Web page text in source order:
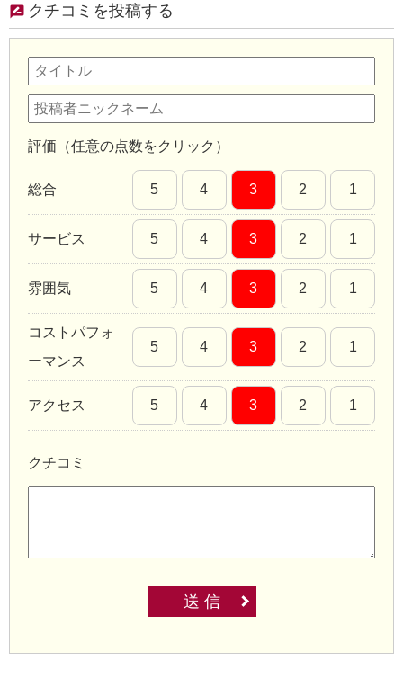
クチコミを投稿する
評価（任意の点数をクリック）
総合 5 4 3 2 1
サービス 5 4 3 2 1
雰囲気 5 4 3 2 1
コストパフォ
ーマンス
5 4 3 2 1
アクセス 5 4 3 2 1
クチコミ
送 信